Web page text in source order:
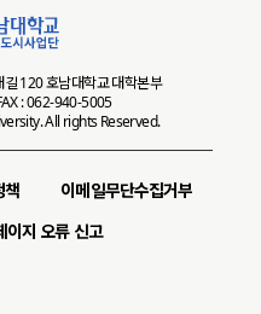
120 호남대학교 대학본부
: 062-940-5005
All rights Reserved.
책
이메일무단수집거부
이지 오류 신고